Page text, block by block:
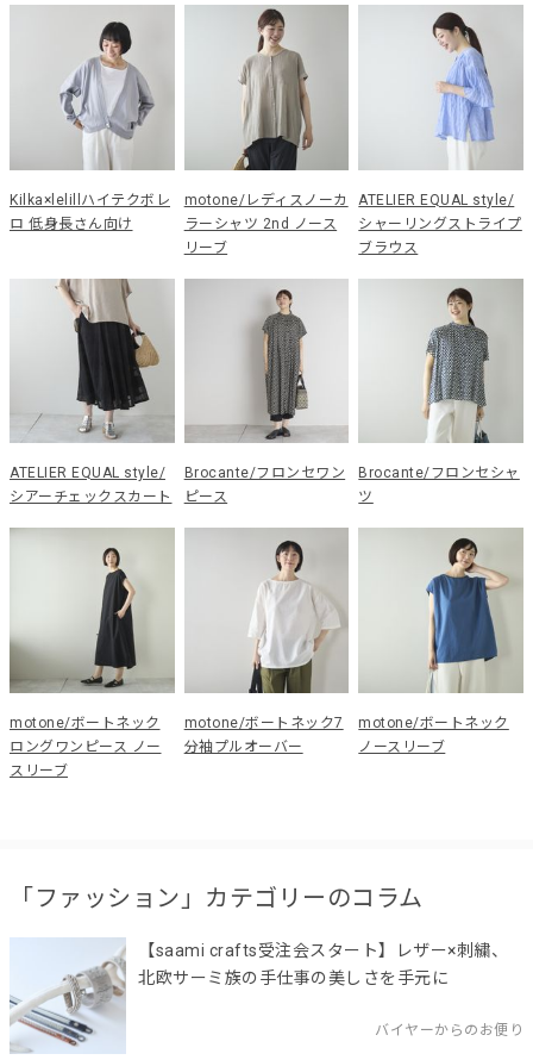
Kilka×lelillハイテクボレ
ロ 低身長さん向け
motone/レディスノーカ
ラーシャツ 2nd ノース
リーブ
ATELIER EQUAL style/
シャーリングストライプ
ブラウス
ATELIER EQUAL style/
シアーチェックスカート
Brocante/フロンセワン
ピース
Brocante/フロンセシャ
ツ
motone/ボートネック
ロングワンピース ノー
スリーブ
motone/ボートネック7
分袖プルオーバー
motone/ボートネック
ノースリーブ
「ファッション」カテゴリーのコラム
【saami crafts受注会スタート】レザー×刺繍、
北欧サーミ族の手仕事の美しさを手元に
バイヤーからのお便り